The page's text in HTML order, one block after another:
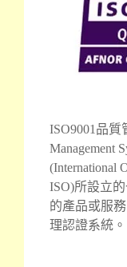
ISO9001品質
Management
(International
ISO)所設立
的產品或服
理認證系統。